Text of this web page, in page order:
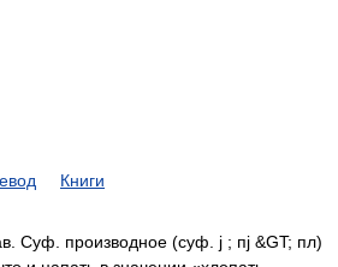
Книги
Суф. производное (суф. j ; пj &GT; пл)